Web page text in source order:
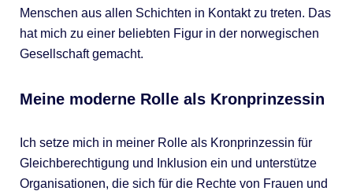
Menschen aus allen Schichten in Kontakt zu treten. Das
hat mich zu einer beliebten Figur in der norwegischen
Gesellschaft gemacht.
Meine moderne Rolle als Kronprinzessin
Ich setze mich in meiner Rolle als Kronprinzessin für
Gleichberechtigung und Inklusion ein und unterstütze
Organisationen, die sich für die Rechte von Frauen und